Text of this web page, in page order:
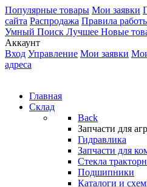
Популярные товары Мои заявки
сайта Распродажа Правила
Умный Поиск Лучшее Новые
Аккаунт
Вход Управление Мои заявки
адреса
Главная
Склад
Back
Запчасти для
Гидравлика
Запчасти для
Стекла
Подшипники
Каталоги и